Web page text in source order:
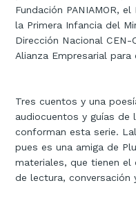
Fundación PANIAMOR,
la Primera Infancia del
Dirección Nacional CEN-
Alianza Empresarial para
Tres cuentos y una
audiocuentos y guías de
conforman esta serie.
pues es una amiga de
materiales, que tienen
de lectura, conversación